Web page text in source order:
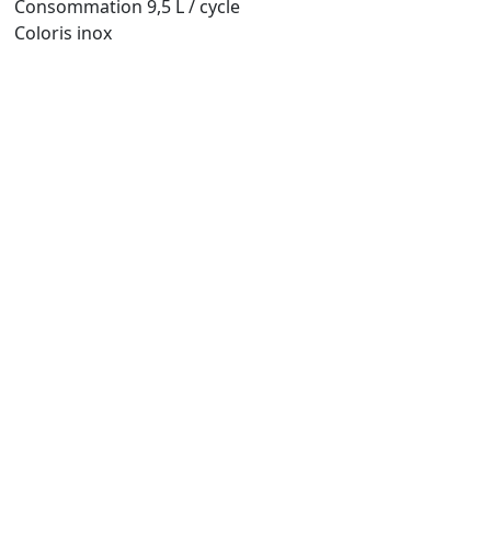
Consommation 9,5 L / cycle
Coloris inox